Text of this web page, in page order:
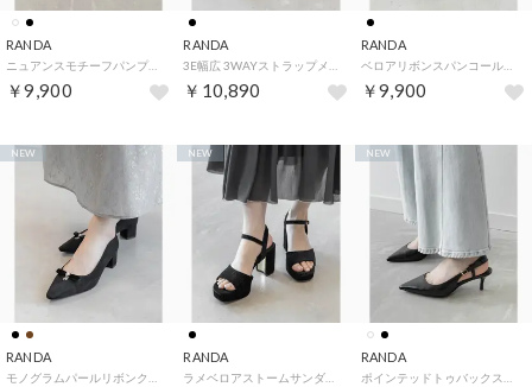
RANDA
￥9,900
RANDA
￥10,890
RANDA
ベロアリボンスパンコールフラットパンプス （BLACK）
￥9,900
RANDA
NEW
RANDA
NEW
RANDA
NEW